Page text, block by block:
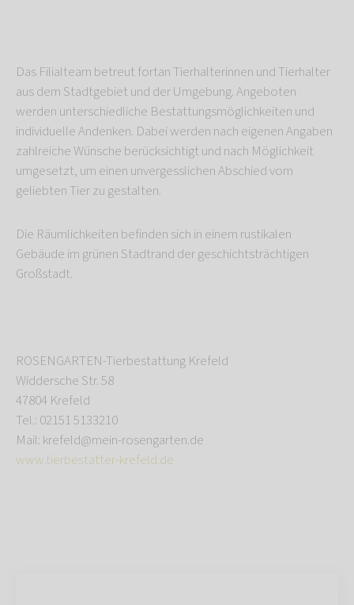
Das Filialteam betreut fortan Tierhalterinnen und Tierhalter
aus dem Stadtgebiet und der Umgebung. Angeboten
werden unterschiedliche Bestattungsmöglichkeiten und
individuelle Andenken. Dabei werden nach eigenen Angaben
zahlreiche Wünsche berücksichtigt und nach Möglichkeit
umgesetzt, um einen unvergesslichen Abschied vom
geliebten Tier zu gestalten.
Die Räumlichkeiten befinden sich in einem rustikalen
Gebäude im grünen Stadtrand der geschichtsträchtigen
Großstadt.
ROSENGARTEN-Tierbestattung Krefeld
Widdersche Str. 58
47804 Krefeld
Tel.: 02151 5133210
Mail: krefeld@mein-rosengarten.de
www.tierbestatter-krefeld.de